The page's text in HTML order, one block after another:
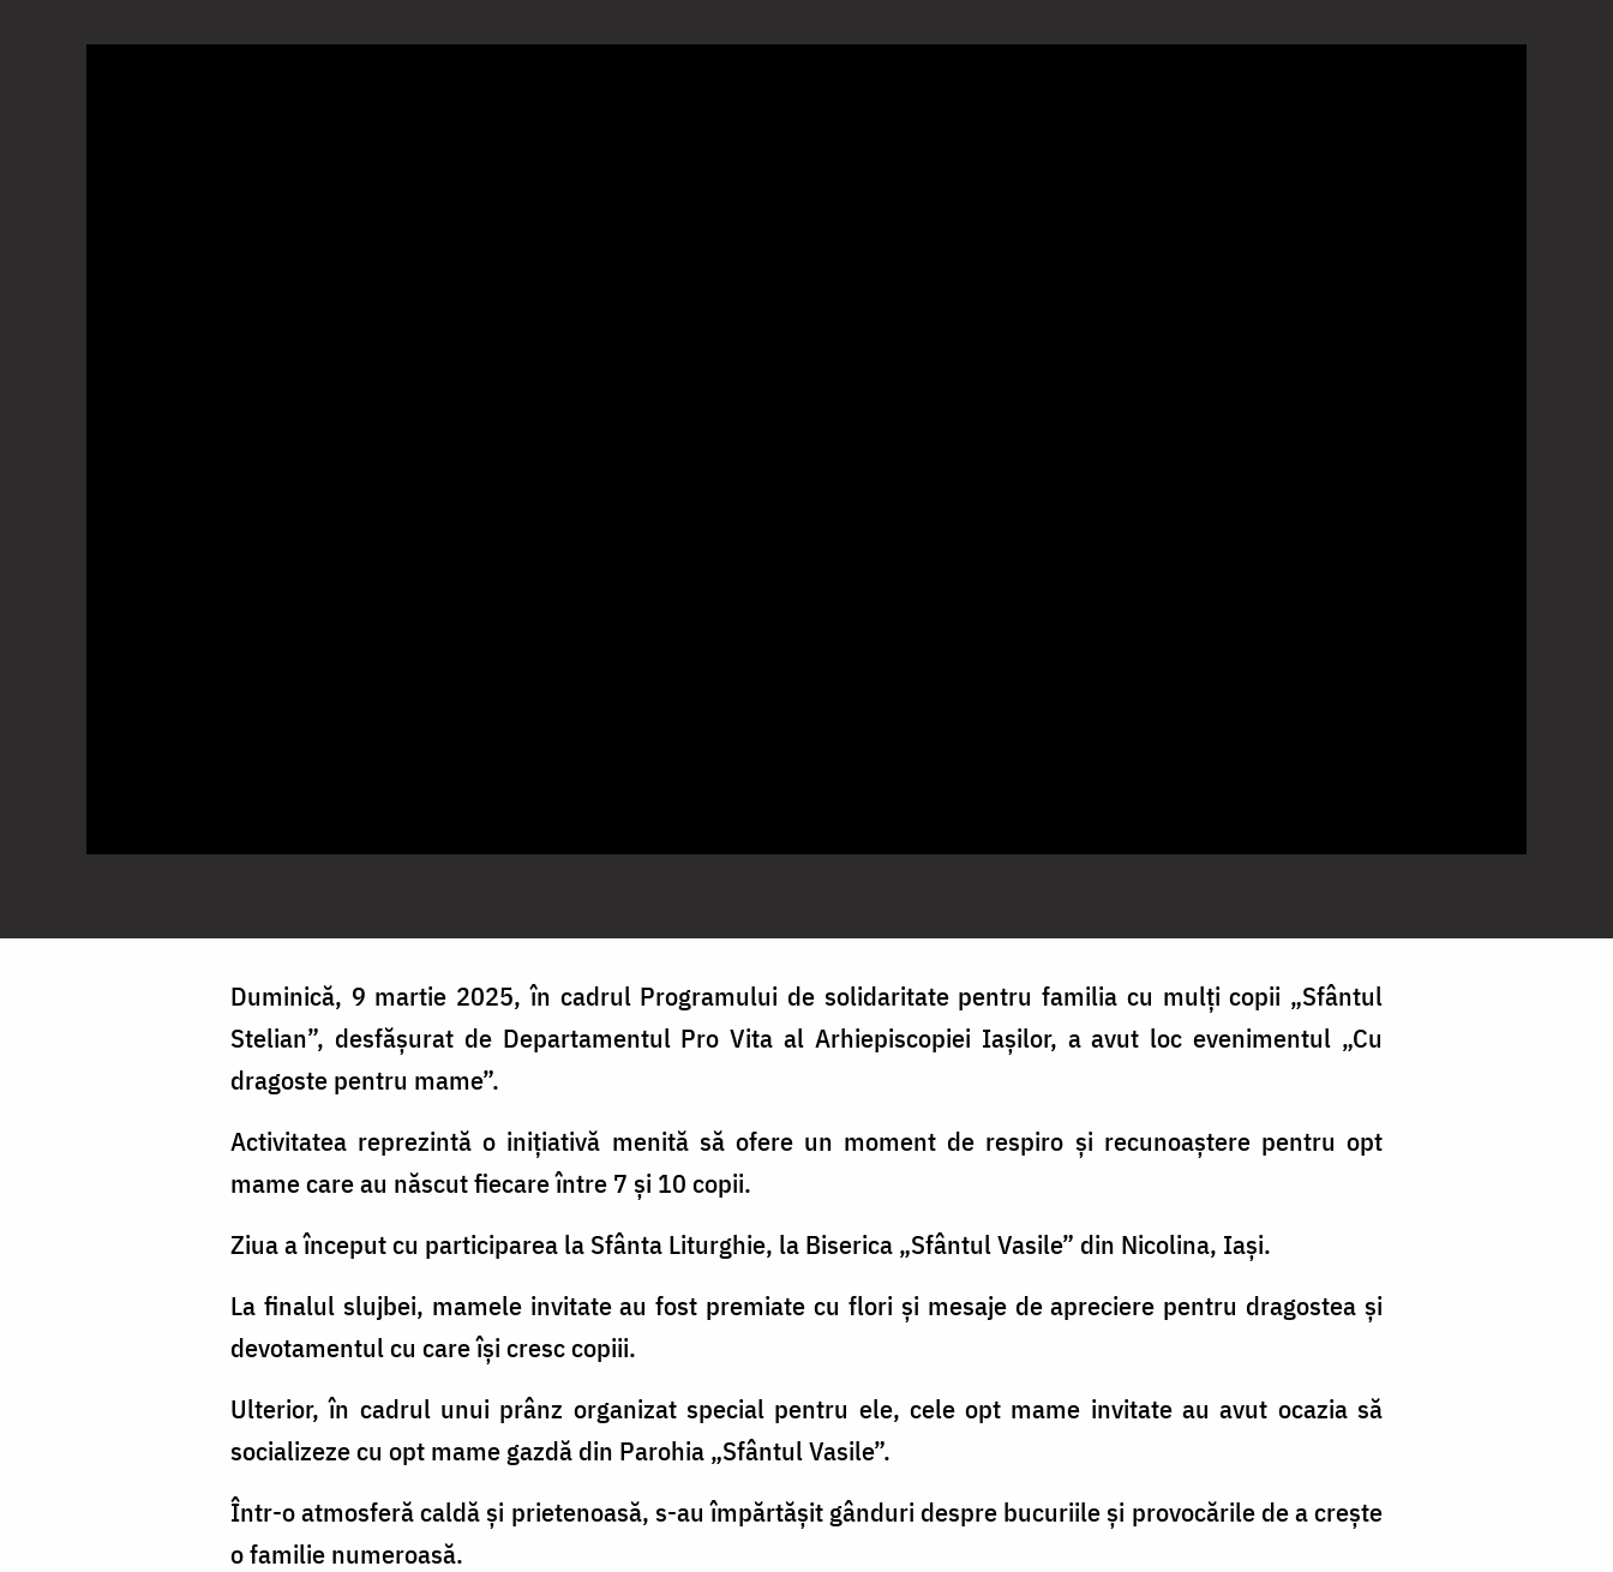
Duminică, 9 martie 2025, în cadrul Programului de solidaritate pentru familia cu mulți copii „Sfântul
Stelian”, desfășurat de Departamentul Pro Vita al Arhiepiscopiei Iașilor, a avut loc evenimentul „Cu
dragoste pentru mame”.
Activitatea reprezintă o inițiativă menită să ofere un moment de respiro și recunoaștere pentru opt
mame care au născut fiecare între 7 și 10 copii.
Ziua a început cu participarea la Sfânta Liturghie, la Biserica „Sfântul Vasile” din Nicolina, Iași.
La finalul slujbei, mamele invitate au fost premiate cu flori și mesaje de apreciere pentru dragostea și
devotamentul cu care își cresc copiii.
Ulterior, în cadrul unui prânz organizat special pentru ele, cele opt mame invitate au avut ocazia să
socializeze cu opt mame gazdă din Parohia „Sfântul Vasile”.
Într-o atmosferă caldă și prietenoasă, s-au împărtășit gânduri despre bucuriile și provocările de a crește
o familie numeroasă.